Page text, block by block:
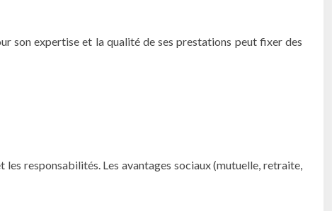
son expertise et la qualité de ses prestations peut fixer des
les responsabilités. Les avantages sociaux (mutuelle, retraite,